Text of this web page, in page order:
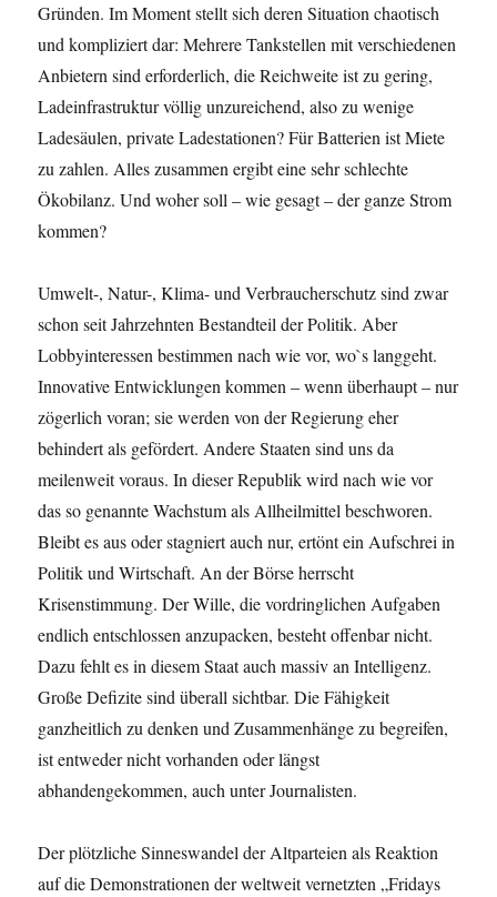
Gründen. Im Moment stellt sich deren Situation chaotisch
und kompliziert dar: Mehrere Tankstellen mit verschiedenen
Anbietern sind erforderlich, die Reichweite ist zu gering,
Ladeinfrastruktur völlig unzureichend, also zu wenige
Ladesäulen, private Ladestationen? Für Batterien ist Miete
zu zahlen. Alles zusammen ergibt eine sehr schlechte
Ökobilanz. Und woher soll – wie gesagt – der ganze Strom
kommen?
Umwelt-, Natur-, Klima- und Verbraucherschutz sind zwar
schon seit Jahrzehnten Bestandteil der Politik. Aber
Lobbyinteressen bestimmen nach wie vor, wo`s langgeht.
Innovative Entwicklungen kommen – wenn überhaupt – nur
zögerlich voran; sie werden von der Regierung eher
behindert als gefördert. Andere Staaten sind uns da
meilenweit voraus. In dieser Republik wird nach wie vor
das so genannte Wachstum als Allheilmittel beschworen.
Bleibt es aus oder stagniert auch nur, ertönt ein Aufschrei in
Politik und Wirtschaft. An der Börse herrscht
Krisenstimmung. Der Wille, die vordringlichen Aufgaben
endlich entschlossen anzupacken, besteht offenbar nicht.
Dazu fehlt es in diesem Staat auch massiv an Intelligenz.
Große Defizite sind überall sichtbar. Die Fähigkeit
ganzheitlich zu denken und Zusammenhänge zu begreifen,
ist entweder nicht vorhanden oder längst
abhandengekommen, auch unter Journalisten.
Der plötzliche Sinneswandel der Altparteien als Reaktion
auf die Demonstrationen der weltweit vernetzten „Fridays